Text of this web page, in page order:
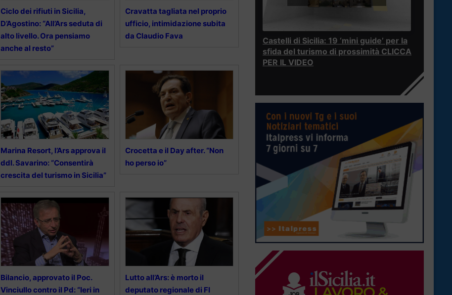
Ciclo dei rifiuti in Sicilia,
D’Agostino: “All’Ars seduta di
alto livello. Ora pensiamo
anche al resto”
Cravatta tagliata nel proprio
ufficio, intimidazione subita
da Claudio Fava
Marina Resort, l’Ars approva il
ddl. Savarino: “Consentirà
crescita del turismo in Sicilia”
Crocetta e il Day after. “Non
ho perso io”
Bilancio, approvato il Poc.
Vinciullo contro il Pd: “Ieri in
Lutto all’Ars: è morto il
deputato regionale di FI
Castelli di Sicilia: 19 ‘mini guide’ per la
sfida del turismo di prossimità CLICCA
PER IL VIDEO